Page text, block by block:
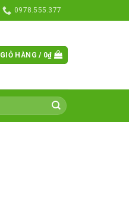
0978.555.377
GIỎ HÀNG / 0₫